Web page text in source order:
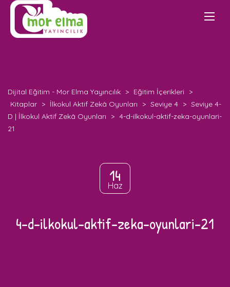
Dijital Eğitim - Mor Elma Yayıncılık > Eğitim İçerikleri
>
Kitaplar > İlkokul Aktif Zekâ Oyunları > Seviye 4 > Seviye 4-
D | İlkokul Aktif Zekâ Oyunları
> 4-d-ilkokul-aktif-zeka-oyunlari-
21
14
Haz
4-d-ilkokul-aktif-zeka-oyunlari-21